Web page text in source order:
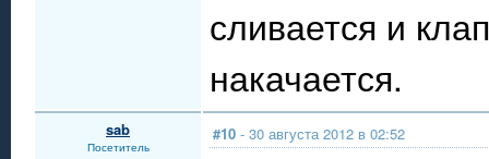
сливается и
накачается.
sab
Посетитель
#10 - 30 августа 2012 в 02:52